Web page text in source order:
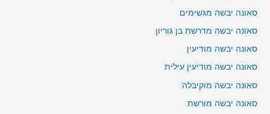
סאונה יבשה מגשימים
סאונה יבשה מדרשת בן גוריון
סאונה יבשה מודיעין
סאונה יבשה מודיעין עילית
סאונה יבשה מוקיבלה
סאונה יבשה מורשת